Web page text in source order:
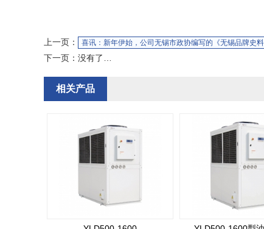
上一页： 喜讯：新年伊始，公司无锡市政协编写的《无锡品牌史料
下一页：没有了…
相关产品